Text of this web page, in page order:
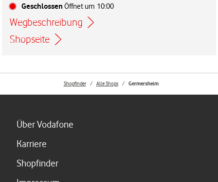
Geschlossen Öffnet um 10:00
Wegbeschreibung
Link öffnet in einem neuen Tab
Shopseite
Shopfinder Alle Shops Germersheim
Über Vodafone
Karriere
ShopfinderLink öffnet in einem neuen Tab